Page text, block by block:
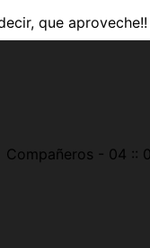
que aproveche!!